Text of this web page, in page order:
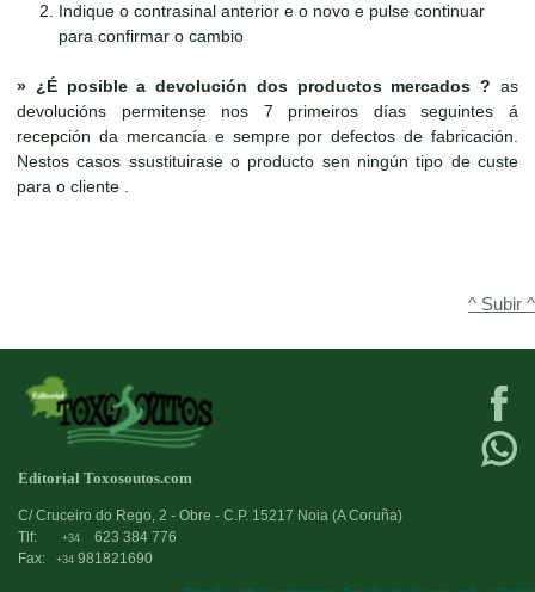
Indique o contrasinal anterior e o novo e pulse continuar
para confirmar o cambio
» ¿É posible a devolución dos productos mercados ? as
devolucións permitense nos 7 primeiros días seguintes á
recepción da mercancía e sempre por defectos de fabricación.
Nestos casos ssustituirase o producto sen ningún tipo de custe
para o cliente .
^ Subir ^
Editorial Toxosoutos.com
C/ Cruceiro do Rego, 2 - Obre - C.P. 15217 Noia (A Coruña)
Tlf:
+34
623 384 776
Fax:
+34 981821690